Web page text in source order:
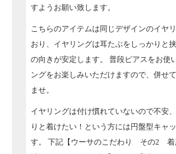
すようお願い致します。
こちらのアイテムは同じデザインのイヤ
おり、イヤリングは耳たぶをしっかりと
の向きが安定します。
普段ピアスをお使
ングをお楽しみいただけますので、併せ
ませ。
イヤリングは付け慣れていないので不安
りと着けたい！という方には円盤型キャ
す。
下記【ウーサのこだわり その2 着